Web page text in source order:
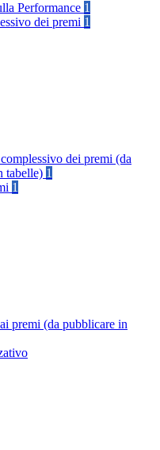
Performance 1
dei premi 1
dei premi (da
tabelle) 1
1
premi (da pubblicare in